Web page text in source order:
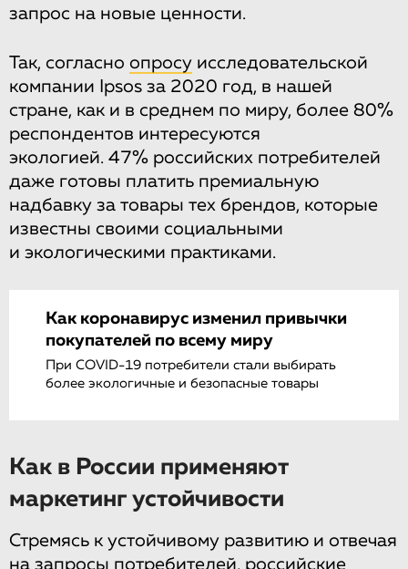
запрос на новые ценности.
Так, согласно опросу исследовательской
компании Ipsos за 2020 год, в нашей
стране, как и в среднем по миру, более 80%
респондентов интересуются
экологией. 47% российских потребителей
даже готовы платить премиальную
надбавку за товары тех брендов, которые
известны своими социальными
и экологическими практиками.
Как коронавирус изменил привычки
покупателей по всему миру
При COVID-19 потребители стали выбирать
более экологичные и безопасные товары
Как в России применяют
маркетинг устойчивости
Стремясь к устойчивому развитию и отвечая
на запросы потребителей, российские